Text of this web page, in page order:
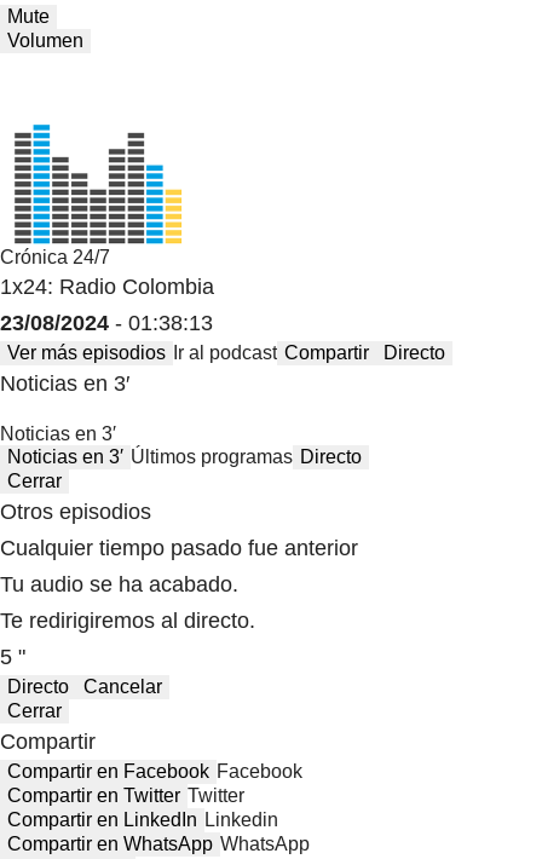
Mute
Volumen
Crónica 24/7
1x24: Radio Colombia
23/08/2024 - 01:38:13
Ver más episodios Ir al podcast Compartir Directo
Noticias en 3′
Noticias en 3′
Noticias en 3′ Últimos programas Directo
Cerrar
Otros episodios
Cualquier tiempo pasado fue anterior
Tu audio se ha acabado.
Te redirigiremos al directo.
5 "
Directo
Cancelar
Cerrar
Compartir
Compartir en Facebook Facebook
Compartir en Twitter Twitter
Compartir en LinkedIn Linkedin
Compartir en WhatsApp WhatsApp